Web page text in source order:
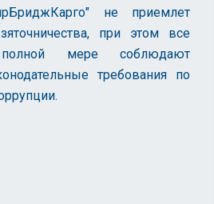
не приемлет
при этом все
мере соблюдают
требования по